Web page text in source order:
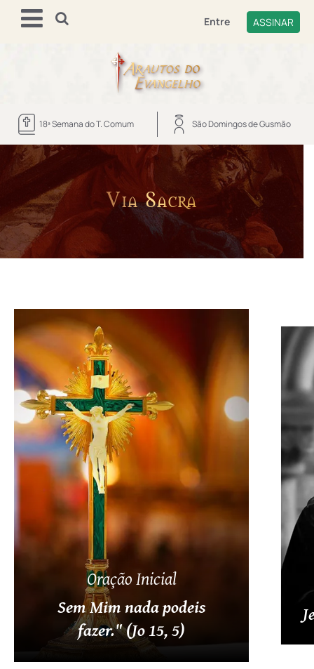
Entre ASSINAR
18ª Semana do T. Comum São Domingos de Gusmão
Via Sacra
Oração Inicial
Sem Mim nada podeis
fazer." (Jo 15, 5)